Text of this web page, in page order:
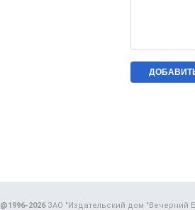
@1996-2026ЗАО "Издательский дом "Вечерний